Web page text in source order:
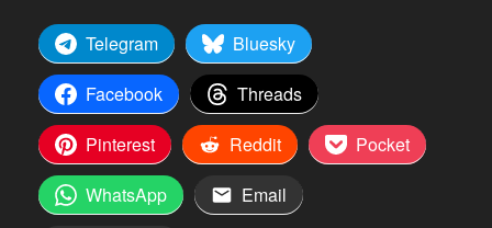
Telegram
Bluesky
Facebook
Threads
Pinterest
Reddit
Pocket
WhatsApp
Email